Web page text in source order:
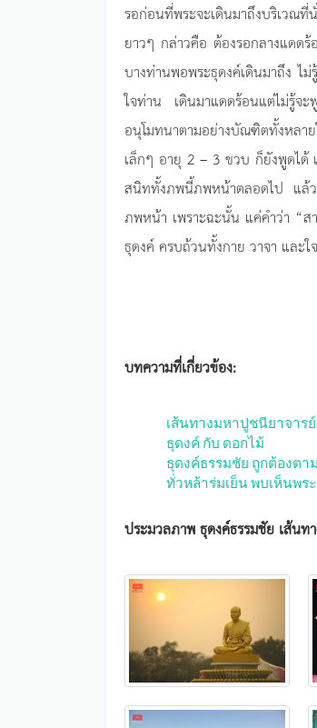
รอก่อนที่พระจะเดินมาถึงบริเวณ
ยาวๆ กล่าวคือ ต้องรอกลางแดด
บางท่านพอพระธุดงค์เดินมาถึง ไ
ใจท่าน เดินมาแดดร้อนแต่ไม่รู้
อนุโมทนาตามอย่างบัณฑิตทั้งหลา
เล็กๆ อายุ 2 – 3 ขวบ ก็ยังพูดได้
สนิททั้งภพนี้ภพหน้าตลอดไป แล้ว
ภพหน้า เพราะฉะนั้น แค่คำว่า “ส
ธุดงค์ ครบถ้วนทั้งกาย วาจา และใจ
บทความที่เกี่ยวข้อง:
เส้นทางมหาปูชนียาจารย์
ธุดงค์ กับ ดอกไม้
ธุดงค์ธรรมชัย ถูกต้องต
ทั่วหล้าร่มเย็น พบเห็นพร
ประมวลภาพ ธุดงค์ธรรมชัย เส้น